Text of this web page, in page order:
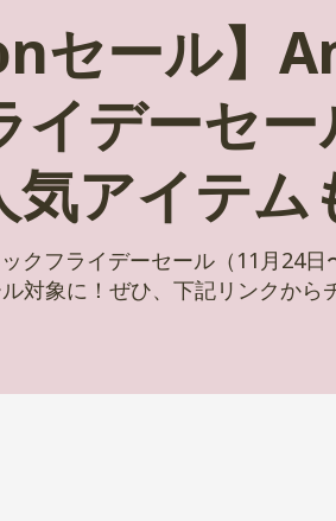
セール】
イデーセー
アイテム
クフライデーセール（11月24日
対象に！ぜひ、下記リンクから